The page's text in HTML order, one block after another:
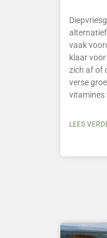
vaak
klaar
zich af of
verse
vitamines
LEES